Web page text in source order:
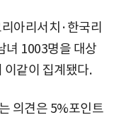
아리서치·한국리
녀 1003명을 대상
같이 집계됐다.
의견은 5%포인트